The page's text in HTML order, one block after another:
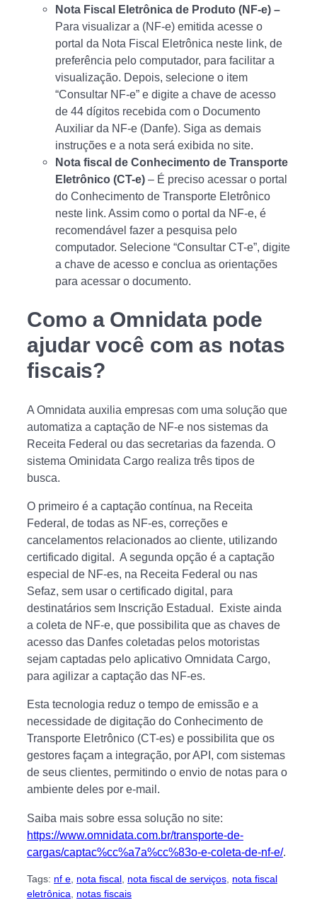
Nota Fiscal Eletrônica de Produto (NF-e) –
Para visualizar a (NF-e) emitida acesse o
portal da Nota Fiscal Eletrônica neste link, de
preferência pelo computador, para facilitar a
visualização. Depois, selecione o item
“Consultar NF-e” e digite a chave de acesso
de 44 dígitos recebida com o Documento
Auxiliar da NF-e (Danfe). Siga as demais
instruções e a nota será exibida no site.
Nota fiscal de Conhecimento de Transporte
Eletrônico (CT-e) – É preciso acessar o portal
do Conhecimento de Transporte Eletrônico
neste link. Assim como o portal da NF-e, é
recomendável fazer a pesquisa pelo
computador. Selecione “Consultar CT-e”, digite
a chave de acesso e conclua as orientações
para acessar o documento.
Como a Omnidata pode
ajudar você com as notas
fiscais?
A Omnidata auxilia empresas com uma solução que
automatiza a captação de NF-e nos sistemas da
Receita Federal ou das secretarias da fazenda. O
sistema Ominidata Cargo realiza três tipos de
busca.
O primeiro é a captação contínua, na Receita
Federal, de todas as NF-es, correções e
cancelamentos relacionados ao cliente, utilizando
certificado digital. A segunda opção é a captação
especial de NF-es, na Receita Federal ou nas
Sefaz, sem usar o certificado digital, para
destinatários sem Inscrição Estadual. Existe ainda
a coleta de NF-e, que possibilita que as chaves de
acesso das Danfes coletadas pelos motoristas
sejam captadas pelo aplicativo Omnidata Cargo,
para agilizar a captação das NF-es.
Esta tecnologia reduz o tempo de emissão e a
necessidade de digitação do Conhecimento de
Transporte Eletrônico (CT-es) e possibilita que os
gestores façam a integração, por API, com sistemas
de seus clientes, permitindo o envio de notas para o
ambiente deles por e-mail.
Saiba mais sobre essa solução no site:
https://www.omnidata.com.br/transporte-de-
cargas/captac%cc%a7a%cc%83o-e-coleta-de-nf-e/.
Tags: nf e nota fiscal nota fiscal de serviços nota fiscal
eletrônica
notas fiscais